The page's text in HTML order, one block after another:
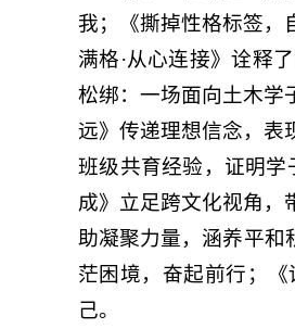
我；《撕掉性格标签，
满格·从心连接》诠释
松绑：一场面向土木学
远》传递理想信念，
班级共育经验，证明学
成》立足跨文化视角，
助凝聚力量，涵养平
茫困境，奋起前行；
己。